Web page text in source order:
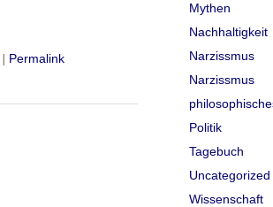
Permalink
Mythen
Nachhaltigkeit
Narzissmus
Narzissmus
Politik
Tagebuch
Uncategorized
Wissenschaft